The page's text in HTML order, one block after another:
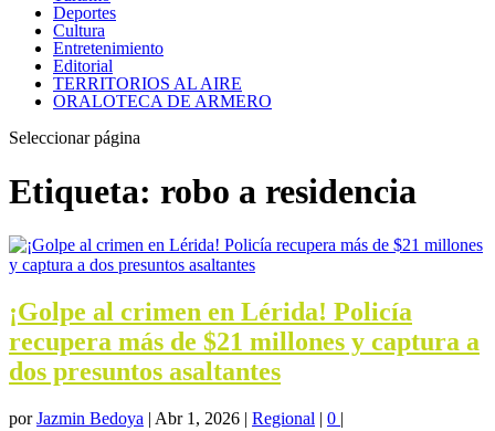
Deportes
Cultura
Entretenimiento
Editorial
TERRITORIOS AL AIRE
ORALOTECA DE ARMERO
Seleccionar página
Etiqueta: robo a residencia
¡Golpe al crimen en Lérida! Policía
recupera más de $21 millones y captura a
dos presuntos asaltantes
porJazmin Bedoya | Abr 1, 2026 | Regional | 0 |